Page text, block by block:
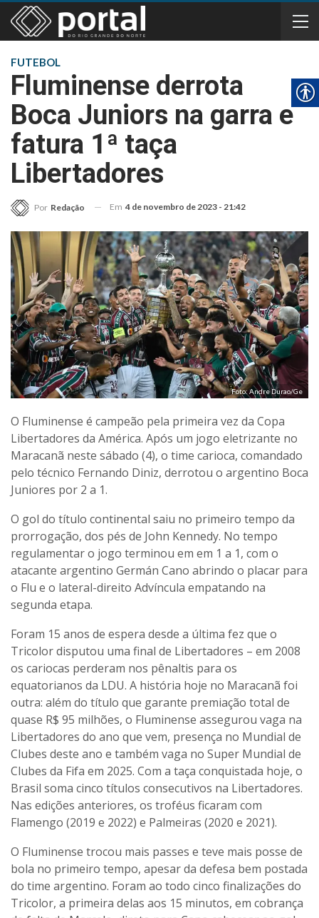
FUTEBOL
Fluminense derrota
Boca Juniors na garra e
fatura 1ª taça
Libertadores
Por Redação Em 4 de novembro de 2023 - 21:42
Foto: Andre Durao/Ge
O Fluminense é campeão pela primeira vez da Copa
Libertadores da América. Após um jogo eletrizante no
Maracanã neste sábado (4), o time carioca, comandado
pelo técnico Fernando Diniz, derrotou o argentino Boca
Juniores por 2 a 1.
O gol do título continental saiu no primeiro tempo da
prorrogação, dos pés de John Kennedy. No tempo
regulamentar o jogo terminou em em 1 a 1, com o
atacante argentino Germán Cano abrindo o placar para
o Flu e o lateral-direito Advíncula empatando na
segunda etapa.
Foram 15 anos de espera desde a última fez que o
Tricolor disputou uma final de Libertadores – em 2008
os cariocas perderam nos pênaltis para os
equatorianos da LDU. A história hoje no Maracanã foi
outra: além do título que garante premiação total de
quase R$ 95 milhões, o Fluminense assegurou vaga na
Libertadores do ano que vem, presença no Mundial de
Clubes deste ano e também vaga no Super Mundial de
Clubes da Fifa em 2025. Com a taça conquistada hoje, o
Brasil soma cinco títulos consecutivos na Libertadores.
Nas edições anteriores, os troféus ficaram com
Flamengo (2019 e 2022) e Palmeiras (2020 e 2021).
O Fluminense trocou mais passes e teve mais posse de
bola no primeiro tempo, apesar da defesa bem postada
do time argentino. Foram ao todo cinco finalizações do
Tricolor, a primeira delas aos 15 minutos, em cobrança